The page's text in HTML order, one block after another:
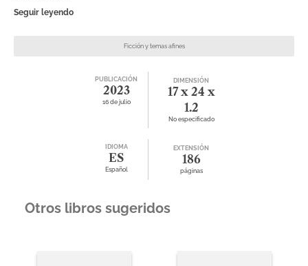
Seguir leyendo
Ficción y temas afines
PUBLICACIÓN
2023
16 de julio
DIMENSIÓN
17 x 24 x
1.2
No especificado
IDIOMA
ES
Español
EXTENSIÓN
186
páginas
Otros libros sugeridos